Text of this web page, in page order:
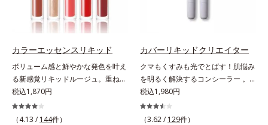
スキンケア後のようななめらかな仕
上がりを実現いたします。様々な肌
印象の男性に幅広く使っていただけ
る色設計を採用しており、明るめ～
標準的な肌印象の方用の01は、普段
スキンケアをしっかり行っている美
容本格派の男性にもおススメです。
一方で、やや暗め～暗めの肌印象の
方用の02は、昔に比べて顔色がさえ
ス、ビワ葉エキス、カミツレ花エキ
カラーエッセンスリキッド
ボリューム感と鮮やかな発色を叶え
る新感覚リキッドルージュ。重ねる
ほど、鮮やかにボリューミーに。1
本で美しい仕上がりを叶えるリキッ
ドルージュです。唇の凹凸を均一に
税込1,870円
（4.13 / 144件）
カバーリキッドクリエイター
クマもくすみも光でとばす！肌悩み
を明るく解決するコンシーラー 。
クマやくすみ(*)、年齢肌の抱えるお
悩みを、光で飛ばしてカバーするコ
ンシーラーです。黄ぐすみをカバー
税込1,980円
（3.62 / 129件）